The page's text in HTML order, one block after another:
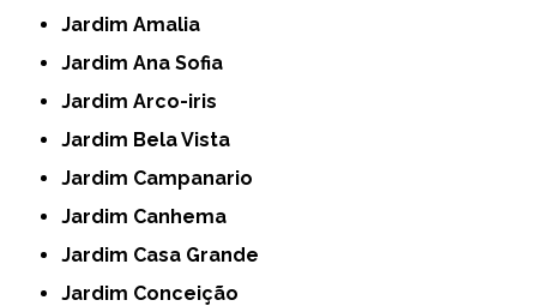
Jardim Amalia
Jardim Ana Sofia
Jardim Arco-iris
Jardim Bela Vista
Jardim Campanario
Jardim Canhema
Jardim Casa Grande
Jardim Conceição